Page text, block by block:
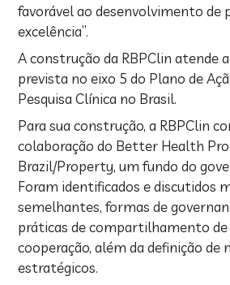
favorável ao desenvolvimento de
excelência”.
A construção da RBPClin atende
prevista no eixo 5 do Plano de
Pesquisa Clínica no Brasil.
Para sua construção, a RBPClin
colaboração do Better Health
Brazil/Property, um fundo do
Foram identificados e discutidos
semelhantes, formas de
práticas de compartilhamento
cooperação, além da definição de
estratégicos.